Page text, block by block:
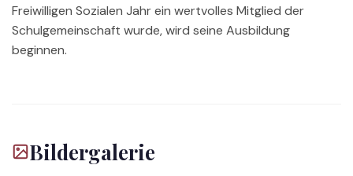
Freiwilligen Sozialen Jahr ein wertvolles Mitglied der
Schulgemeinschaft wurde, wird seine Ausbildung
beginnen.
Bildergalerie